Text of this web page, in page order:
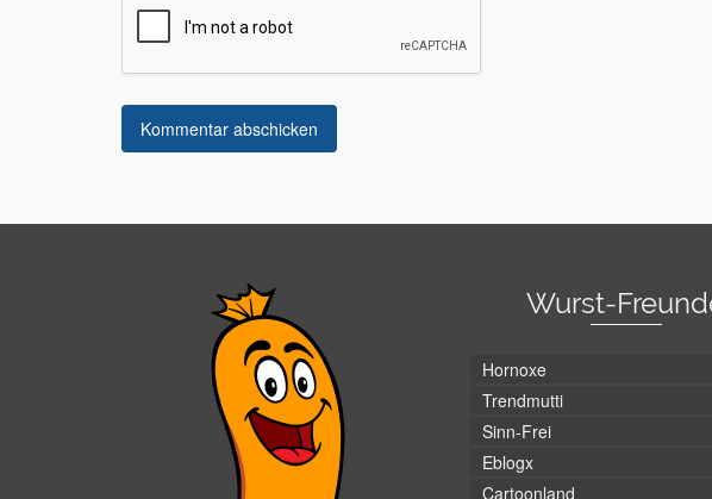
Wurst-
Hornoxe
Trendmutti
Sinn-Frei
Eblogx
Cartoonland